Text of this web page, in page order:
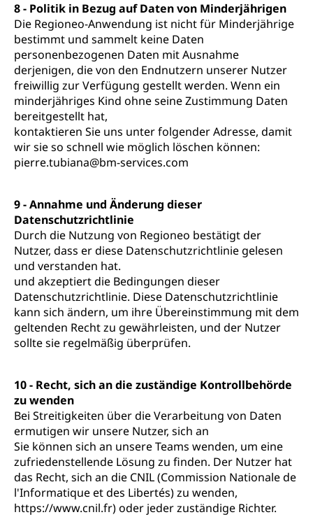
8 - Politik in Bezug auf Daten von Minderjährigen
Die Regioneo-Anwendung ist nicht für Minderjährige
bestimmt und sammelt keine Daten
personenbezogenen Daten mit Ausnahme
derjenigen, die von den Endnutzern unserer Nutzer
freiwillig zur Verfügung gestellt werden. Wenn ein
minderjähriges Kind ohne seine Zustimmung Daten
bereitgestellt hat,
kontaktieren Sie uns unter folgender Adresse, damit
wir sie so schnell wie möglich löschen können:
pierre.tubiana@bm-services.com
9 - Annahme und Änderung dieser
Datenschutzrichtlinie
Durch die Nutzung von Regioneo bestätigt der
Nutzer, dass er diese Datenschutzrichtlinie gelesen
und verstanden hat.
und akzeptiert die Bedingungen dieser
Datenschutzrichtlinie. Diese Datenschutzrichtlinie
kann sich ändern, um ihre Übereinstimmung mit dem
geltenden Recht zu gewährleisten, und der Nutzer
sollte sie regelmäßig überprüfen.
10 - Recht, sich an die zuständige Kontrollbehörde
zu wenden
Bei Streitigkeiten über die Verarbeitung von Daten
ermutigen wir unsere Nutzer, sich an
Sie können sich an unsere Teams wenden, um eine
zufriedenstellende Lösung zu finden. Der Nutzer hat
das Recht, sich an die CNIL (Commission Nationale de
l'Informatique et des Libertés) zu wenden,
https://www.cnil.fr) oder jeder zuständige Richter.